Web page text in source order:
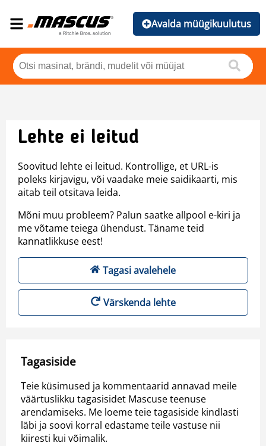
Avalda müügikuulutus
Lehte ei leitud
Soovitud lehte ei leitud. Kontrollige, et URL-is
poleks kirjavigu, või vaadake meie saidikaarti, mis
aitab teil otsitava leida.
Mõni muu probleem? Palun saatke allpool e-kiri ja
me võtame teiega ühendust. Täname teid
kannatlikkuse eest!
Tagasi avalehele
Värskenda lehte
Tagasiside
Teie küsimused ja kommentaarid annavad meile
väärtuslikku tagasisidet Mascuse teenuse
arendamiseks. Me loeme teie tagasiside kindlasti
läbi ja soovi korral edastame teile vastuse nii
kiiresti kui võimalik.